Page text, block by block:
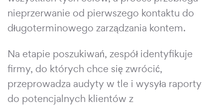
nieprzerwanie od pierwszego kontaktu do
długoterminowego zarządzania kontem.
Na etapie poszukiwań, zespół identyfikuje
firmy, do których chce się zwrócić,
przeprowadza audyty w tle i wysyła raporty
do potencjalnych klientów z